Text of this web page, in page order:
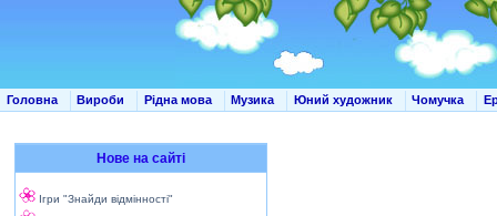
Головна Вироби Рідна мова Музика Юний художник Чомучка
Нове на сайті
Ігри "Знайди відмінності"